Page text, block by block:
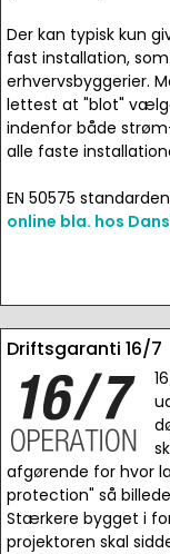
Der kan typisk kun
fast installation,
erhvervsbyggerier.
lettest at "blot"
indenfor både
alle faste
EN 50575
online bla. hos
Driftsgaranti 16/7
afgørende for hvor
protection" så
Stærkere bygget i
projektoren skal